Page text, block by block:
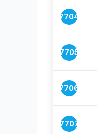
7704
7705
7706
7707